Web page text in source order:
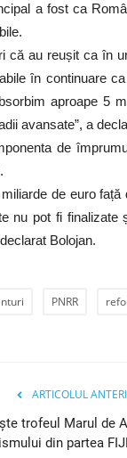
a fost ca
că au reușit ca în
în continuare
aproape 5
avansate”, a
de
de euro
nu pot fi
Bolojan.
PNRR
ARTICOLUL
trofeul Marul de
din partea